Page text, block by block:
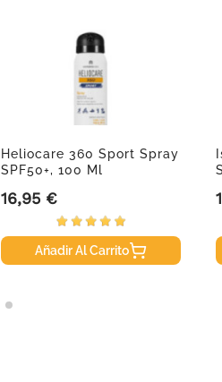
Heliocare 360 Sport Spray
SPF50+, 100 Ml
Precio
16,95 €
Añadir Al Carrito